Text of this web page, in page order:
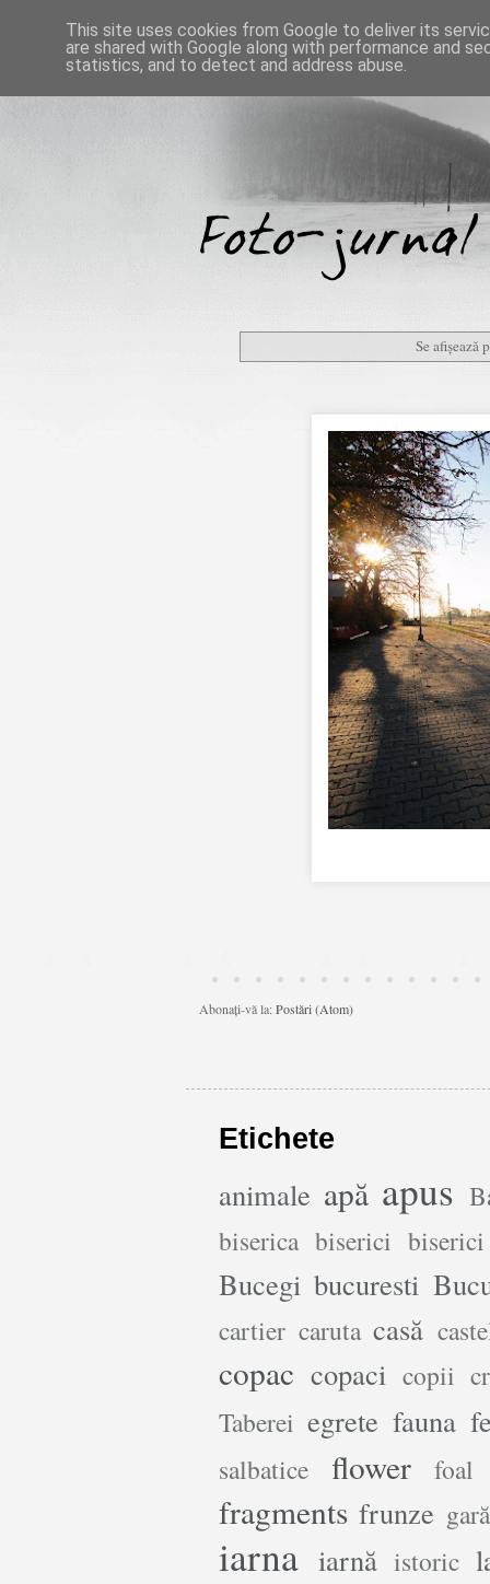
Se afișează
Abonați-vă la:Postări (Atom)
Etichete
animale apă apus
biserica biserici
Bucegi bucuresti
cartier caruta casă
copac copaci copii
Taberei egrete fauna
salbatice flower foal
fragments frunze gară
iarna iarnă istoric
This site uses cookies from Google to deliver its
are shared with Google along with performance and
statistics, and to detect and address abuse.